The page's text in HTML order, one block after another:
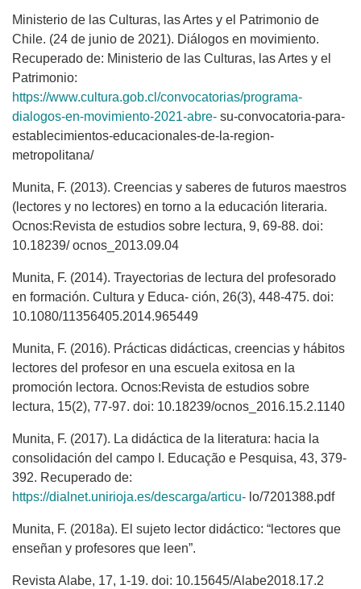
Ministerio de las Culturas, las Artes y el Patrimonio de
Chile. (24 de junio de 2021). Diálogos en movimiento.
Recuperado de: Ministerio de las Culturas, las Artes y el
Patrimonio:
https://www.cultura.gob.cl/convocatorias/programa-
dialogos-en-movimiento-2021-abre- su-convocatoria-para-
establecimientos-educacionales-de-la-region-
metropolitana/
Munita, F. (2013). Creencias y saberes de futuros maestros
(lectores y no lectores) en torno a la educación literaria.
Ocnos:Revista de estudios sobre lectura, 9, 69-88. doi:
10.18239/ ocnos_2013.09.04
Munita, F. (2014). Trayectorias de lectura del profesorado
en formación. Cultura y Educa- ción, 26(3), 448-475. doi:
10.1080/11356405.2014.965449
Munita, F. (2016). Prácticas didácticas, creencias y hábitos
lectores del profesor en una escuela exitosa en la
promoción lectora. Ocnos:Revista de estudios sobre
lectura, 15(2), 77-97. doi: 10.18239/ocnos_2016.15.2.1140
Munita, F. (2017). La didáctica de la literatura: hacia la
consolidación del campo I. Educação e Pesquisa, 43, 379-
392. Recuperado de:
https://dialnet.unirioja.es/descarga/articu- lo/7201388.pdf
Munita, F. (2018a). El sujeto lector didáctico: “lectores que
enseñan y profesores que leen”.
Revista Alabe, 17, 1-19. doi: 10.15645/Alabe2018.17.2